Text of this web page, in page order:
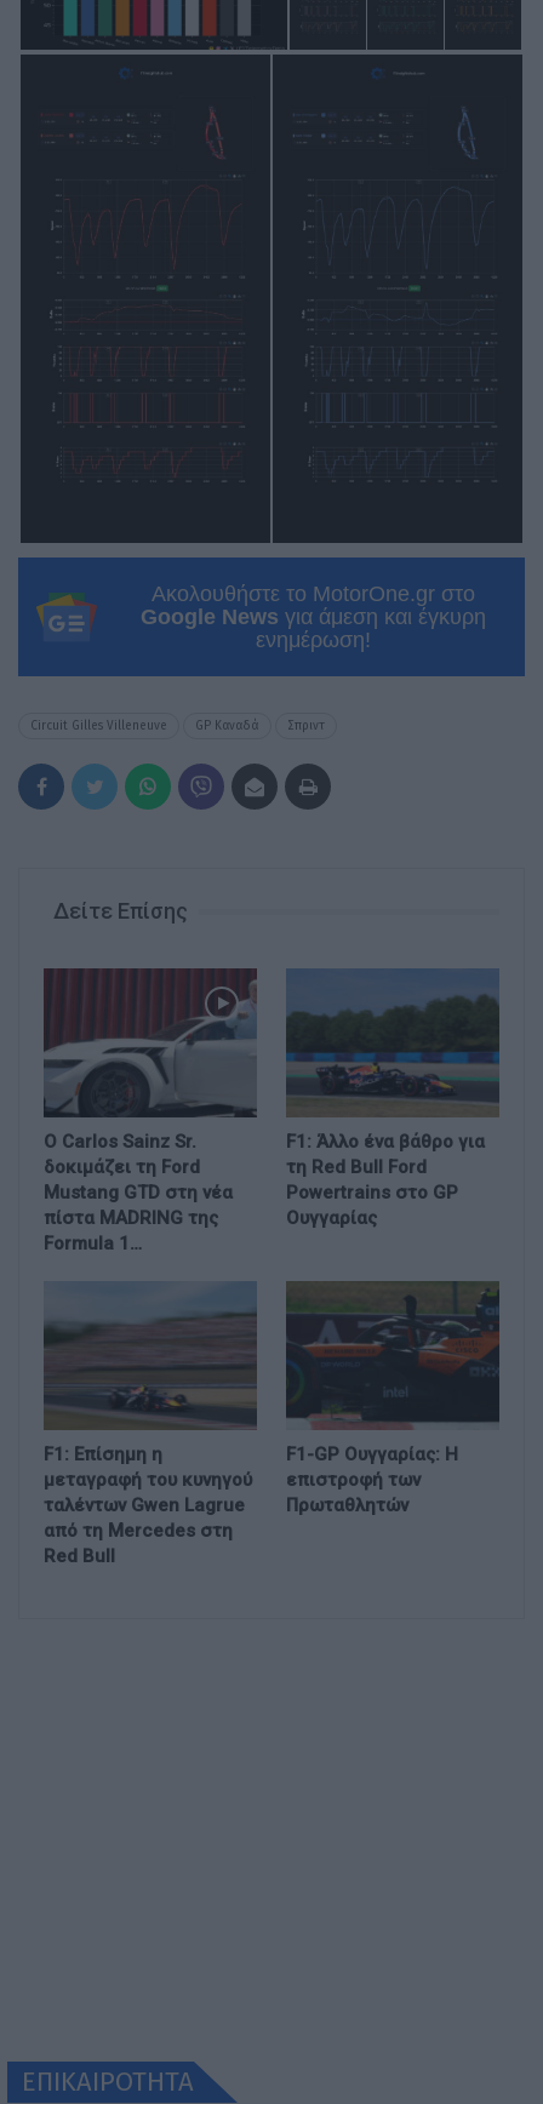
Ακολουθήστε το MotorOne.gr στο
Google News για άμεση και έγκυρη
ενημέρωση!
Circuit Gilles Villeneuve GP Καναδά Σπριντ
Δείτε Επίσης
Ο Carlos Sainz Sr.
δοκιμάζει τη Ford
Mustang GTD στη νέα
πίστα MADRING της
Formula 1…
F1: Άλλο ένα βάθρο για
τη Red Bull Ford
Powertrains στο GP
Ουγγαρίας
F1: Επίσημη η
μεταγραφή του κυνηγού
ταλέντων Gwen Lagrue
από τη Mercedes στη
Red Bull
F1-GP Ουγγαρίας: Η
επιστροφή των
Πρωταθλητών
ΕΠΙΚΑΙΡΟΤΗΤΑ